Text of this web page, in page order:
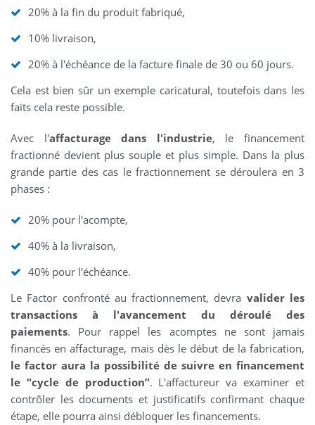
20% à la fin du produit fabriqué,
10% livraison,
20% à l'échéance de la facture finale de 30 ou 60 jours.
Cela est bien sûr un exemple caricatural, toutefois dans les
faits cela reste possible.
Avec l'affacturage dans l'industrie, le financement
fractionné devient plus souple et plus simple. Dans la plus
grande partie des cas le fractionnement se déroulera en 3
phases :
20% pour l'acompte,
40% à la livraison,
40% pour l'échéance.
Le Factor confronté au fractionnement, devra valider les
transactions à l'avancement du déroulé des
paiements. Pour rappel les acomptes ne sont jamais
financés en affacturage, mais dès le début de la fabrication,
le factor aura la possibilité de suivre en financement
le “cycle de production”. L'affactureur va examiner et
contrôler les documents et justificatifs confirmant chaque
étape, elle pourra ainsi débloquer les financements.